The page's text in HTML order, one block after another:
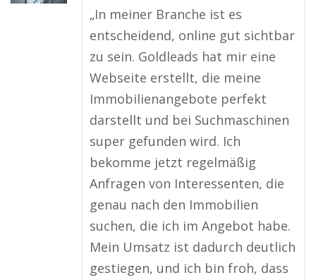
„In meiner Branche ist es
entscheidend, online gut sichtbar
zu sein. Goldleads hat mir eine
Webseite erstellt, die meine
Immobilienangebote perfekt
darstellt und bei Suchmaschinen
super gefunden wird. Ich
bekomme jetzt regelmäßig
Anfragen von Interessenten, die
genau nach den Immobilien
suchen, die ich im Angebot habe.
Mein Umsatz ist dadurch deutlich
gestiegen, und ich bin froh, dass